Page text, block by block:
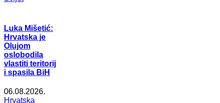
Luka Mišetić:
Hrvatska je
Olujom
oslobodila
vlastiti teritorij
i spasila BiH
06.08.2026.
Hrvatska